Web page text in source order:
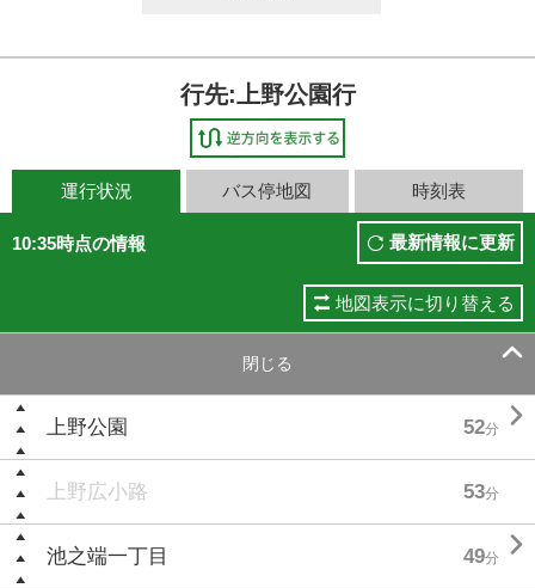
行先:上野公園行
運行状況 バス停地図 時刻表
10:35時点の情報 最新情報に更新
地図表示に切り替える
閉じる 
上野公園 52分 
上野広小路 53分
池之端一丁目 49分 